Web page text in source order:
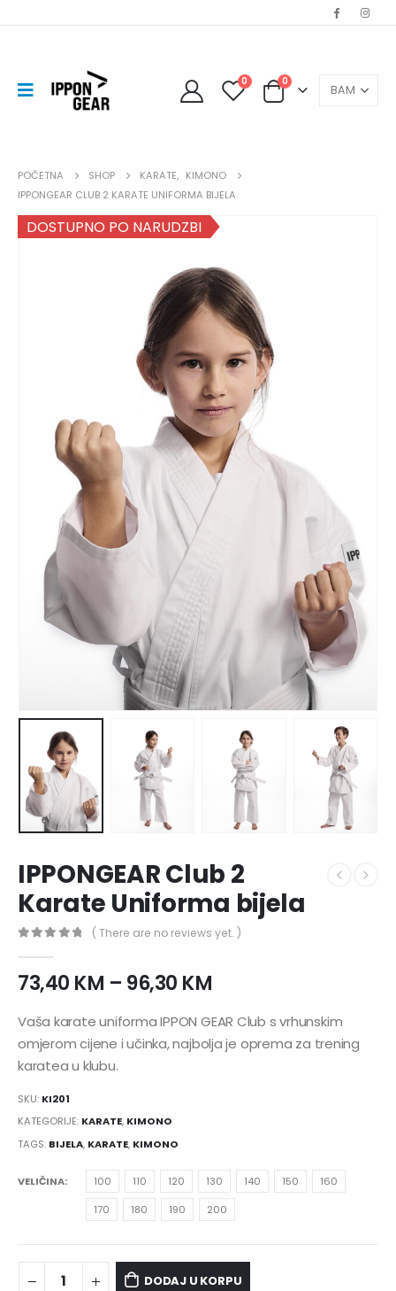
0 0
POČETNA SHOP KARATE, KIMONO
IPPONGEAR CLUB 2 KARATE UNIFORMA BIJELA
DOSTUPNO PO NARUDZBI
IPPONGEAR Club 2
Karate Uniforma bijela
( There are no reviews yet. )
73,40 KM – 96,30 KM
Vaša karate uniforma IPPON GEAR Club s vrhunskim
omjerom cijene i učinka, najbolja je oprema za trening
karatea u klubu.
SKU: KI201
KATEGORIJE: KARATE, KIMONO
TAGS: BIJELA, KARATE, KIMONO
VELIČINA 100 110 120 130 140 150
160
170
180 190 200
DODAJ U KORPU